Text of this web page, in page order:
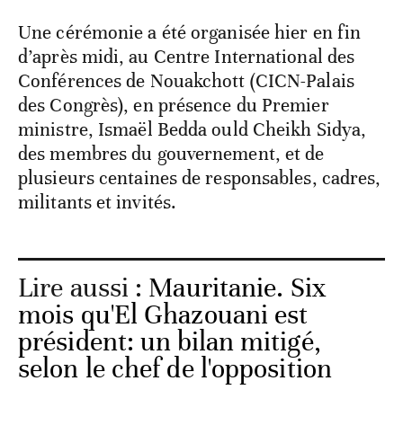
Une cérémonie a été organisée hier en fin
d’après midi, au Centre International des
Conférences de Nouakchott (CICN-Palais
des Congrès), en présence du Premier
ministre, Ismaël Bedda ould Cheikh Sidya,
des membres du gouvernement, et de
plusieurs centaines de responsables, cadres,
militants et invités.
Lire aussi : Mauritanie. Six
mois qu'El Ghazouani est
président: un bilan mitigé,
selon le chef de l'opposition